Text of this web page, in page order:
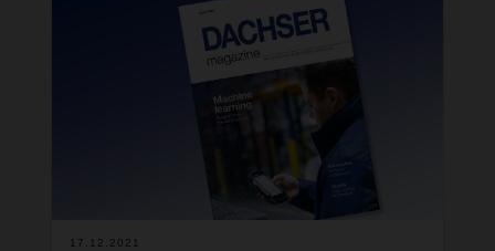
nestes tempos incertos. Temos ainda de domar o
coronavírus, como o surto maciço em Hong Kong
deixou recentemente claro. Entretanto, o mundo
olha com incredulidade para o que está a
acontecer no coração da Europa. A terrível guerra
na Ucrânia está a provocar a fuga de um grande
17.12.2021